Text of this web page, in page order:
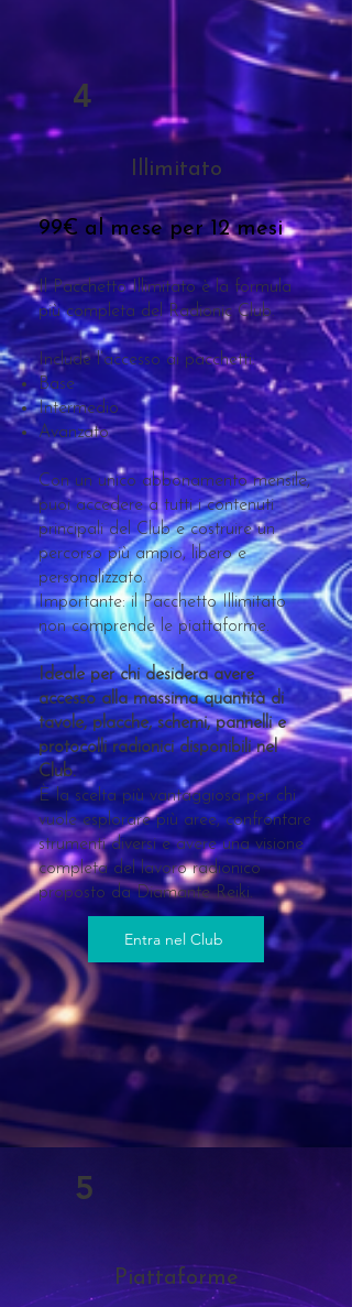
4
Illimitato
99€ al mese per 12 mesi
Il Pacchetto Illimitato è la formula
più completa del Radionic Club.
Include l’accesso ai pacchetti:
Base
Intermedio
Avanzato
Con un unico abbonamento mensile,
puoi accedere a tutti i contenuti
principali del Club e costruire un
percorso più ampio, libero e
personalizzato.
Importante: il Pacchetto Illimitato
non comprende le piattaforme.
Ideale per chi desidera avere
accesso alla massima quantità di
tavole, placche, schemi, pannelli e
protocolli radionici disponibili nel
Club.
È la scelta più vantaggiosa per chi
vuole esplorare più aree, confrontare
strumenti diversi e avere una visione
completa del lavoro radionico
proposto da Diamante Reiki.
Entra nel Club
5
Piattaforme